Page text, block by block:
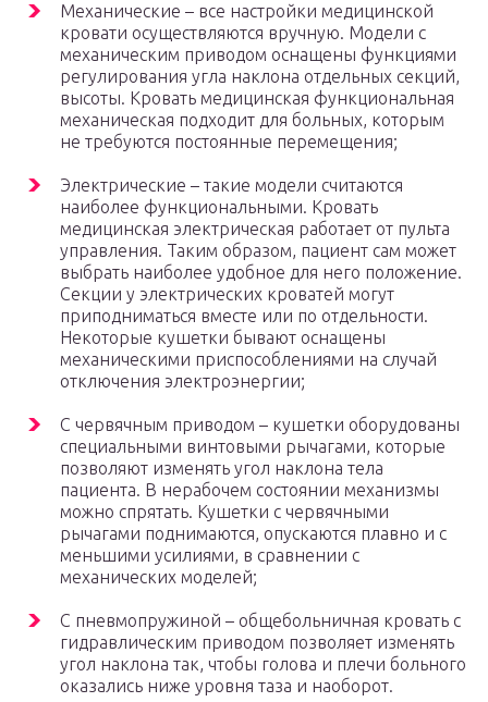
Механические – все настройки медицинской
кровати осуществляются вручную. Модели с
механическим приводом оснащены функциями
регулирования угла наклона отдельных секций,
высоты. Кровать медицинская функциональная
механическая подходит для больных, которым
не требуются постоянные перемещения;
Электрические – такие модели считаются
наиболее функциональными. Кровать
медицинская электрическая работает от пульта
управления. Таким образом, пациент сам может
выбрать наиболее удобное для него положение.
Секции у электрических кроватей могут
приподниматься вместе или по отдельности.
Некоторые кушетки бывают оснащены
механическими приспособлениями на случай
отключения электроэнергии;
С червячным приводом – кушетки оборудованы
специальными винтовыми рычагами, которые
позволяют изменять угол наклона тела
пациента. В нерабочем состоянии механизмы
можно спрятать. Кушетки с червячными
рычагами поднимаются, опускаются плавно и с
меньшими усилиями, в сравнении с
механических моделей;
С пневмопружиной – общебольничная кровать с
гидравлическим приводом позволяет изменять
угол наклона так, чтобы голова и плечи больного
оказались ниже уровня таза и наоборот.